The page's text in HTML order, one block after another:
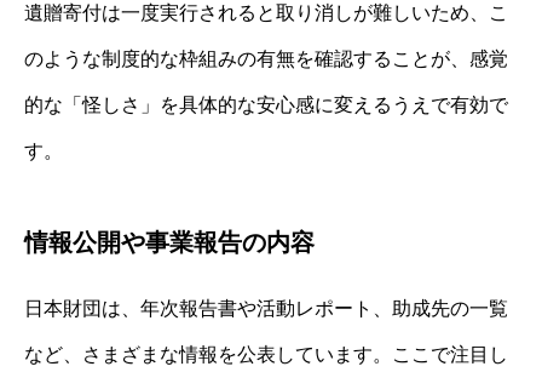
遺贈寄付は一度実行されると取り消しが難しいため、こ
のような制度的な枠組みの有無を確認することが、感覚
的な「怪しさ」を具体的な安心感に変えるうえで有効で
す。
情報公開や事業報告の内容
日本財団は、年次報告書や活動レポート、助成先の一覧
など、さまざまな情報を公表しています。ここで注目し